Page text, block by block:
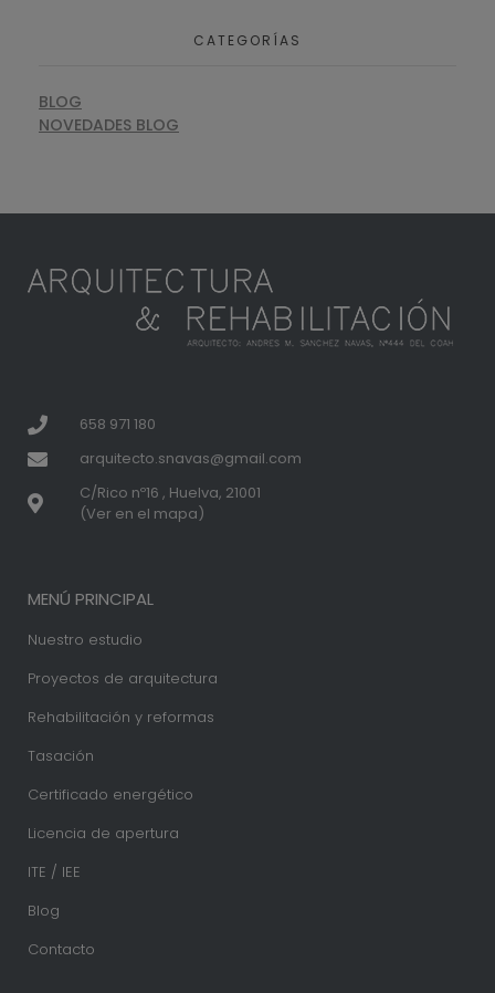
CATEGORÍAS
BLOG
NOVEDADES BLOG
658 971 180
arquitecto.snavas@gmail.com
C/Rico nº16 , Huelva, 21001
(Ver en el mapa)
MENÚ PRINCIPAL
Nuestro estudio
Proyectos de arquitectura
Rehabilitación y reformas
Tasación
Certificado energético
Licencia de apertura
ITE / IEE
Blog
Contacto